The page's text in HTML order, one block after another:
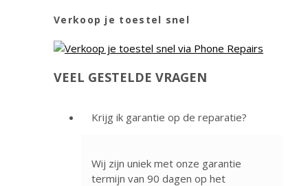
Verkoop je toestel snel
VEEL GESTELDE VRAGEN
Krijg ik garantie op de reparatie?
Wij zijn uniek met onze garantie
termijn van 90 dagen op het